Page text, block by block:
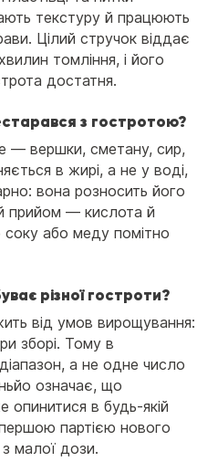
текстуру й працюють
Цілий стручок віддає
томління, і його
достатня.
з гостротою?
— вершки, сметану, сир,
в жирі, а не у воді,
вона розносить його
прийом — кислота й
або меду помітно
різної гостроти?
від умов вирощування:
зборі. Тому в
а не одне число
означає, що
опинитися в будь-якій
партією нового
малої дози.